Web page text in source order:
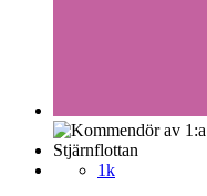
Stjärnflottan
1k